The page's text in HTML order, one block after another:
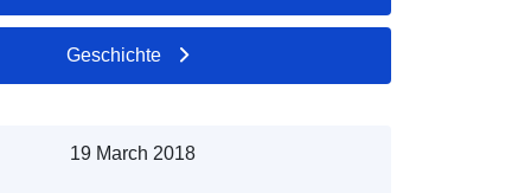
Geschichte
19 March 2018